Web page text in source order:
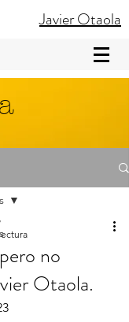
Javier Otaola
no
Otaola.